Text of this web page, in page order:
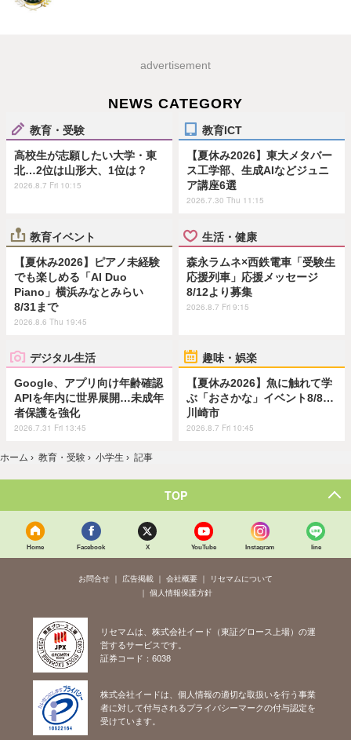
advertisement
NEWS CATEGORY
教育・受験
高校生が志願したい大学・東
北…2位は山形大、1位は？
2026.8.7 Fri 10:15
教育ICT
【夏休み2026】東大メタバー
ス工学部、生成AIなどジュニ
ア講座6選
2026.7.30 Thu 11:15
教育イベント
【夏休み2026】ピアノ未経験
でも楽しめる「AI Duo
Piano」横浜みなとみらい
8/31まで
2026.8.6 Thu 19:45
生活・健康
森永ラムネ×西鉄電車「受験生
応援列車」応援メッセージ
8/12より募集
2026.8.7 Fri 9:15
デジタル生活
Google、アプリ向け年齢確認
APIを年内に世界展開…未成年
者保護を強化
2026.7.31 Fri 13:45
趣味・娯楽
【夏休み2026】魚に触れて学
ぶ「おさかな」イベント8/8…
川崎市
2026.8.7 Fri 10:45
ホーム › 教育・受験 › 小学生 › 記事
TOP
Home Facebook X YouTube Instagram line
お問合せ 広告掲載 会社概要
リセマムについて
個人情報保護方針
リセマムは、株式会社イード（東証グロース上場）の運
営するサービスです。
証券コード：6038
株式会社イードは、個人情報の適切な取扱いを行う事業
者に対して付与されるプライバシーマークの付与認定を
受けています。